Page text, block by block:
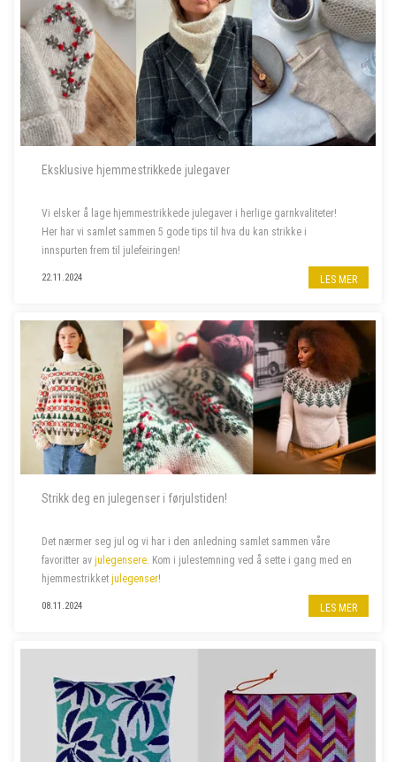
Eksklusive hjemmestrikkede julegaver
Vi elsker å lage hjemmestrikkede julegaver i herlige garnkvaliteter!
Her har vi samlet sammen 5 gode tips til hva du kan strikke i
innspurten frem til julefeiringen!
22.11.2024 LES MER
Strikk deg en julegenser i førjulstiden!
Det nærmer seg jul og vi har i den anledning samlet sammen våre
favoritter av julegensere. Kom i julestemning ved å sette i gang med en
hjemmestrikket julegenser!
08.11.2024 LES MER